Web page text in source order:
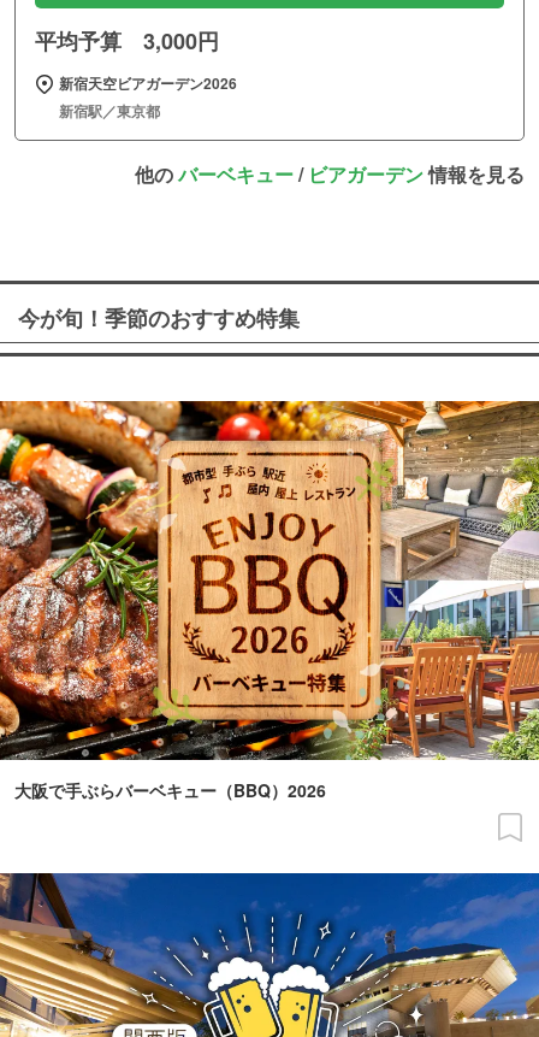
平均予算 3,000円
新宿天空ビアガーデン2026
新宿駅／東京都
他のバーベキュー/ ビアガーデン情報を見る
今が旬！季節のおすすめ特集
大阪で手ぶらバーベキュー（BBQ）2026